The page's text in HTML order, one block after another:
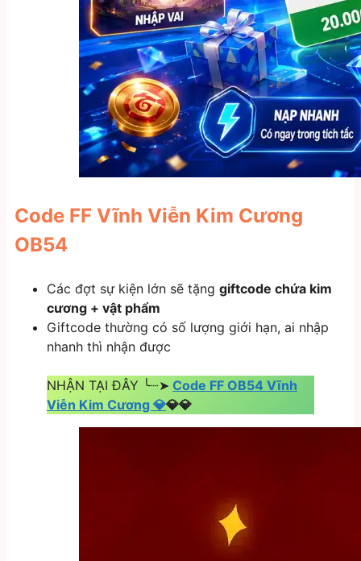
Code FF Vĩnh Viễn Kim Cương
OB54
Các đợt sự kiện lớn sẽ tặng giftcode chứa kim
cương + vật phẩm
Giftcode thường có số lượng giới hạn, ai nhập
nhanh thì nhận được
NHẬN TẠI ĐÂY ╰┈➤ Code FF OB54 Vĩnh
Viễn Kim Cương 💎💎💎